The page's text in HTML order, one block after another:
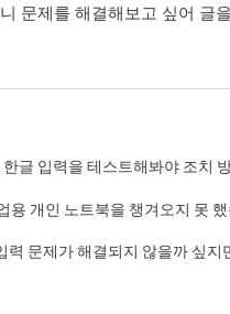
문제를 해결해보고 싶어 글
글 입력을 테스트해봐야 조치
개인 노트북을 챙겨오지 못
문제가 해결되지 않을까 싶